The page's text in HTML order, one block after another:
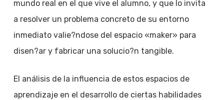
mundo real en el que vive el alumno, y que lo invita
a resolver un problema concreto de su entorno
inmediato valie?ndose del espacio «maker» para
disen?ar y fabricar una solucio?n tangible.
El análisis de la influencia de estos espacios de
aprendizaje en el desarrollo de ciertas habilidades